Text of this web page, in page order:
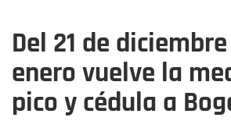
Del 21 de
enero vuelve la
pico y cédula a